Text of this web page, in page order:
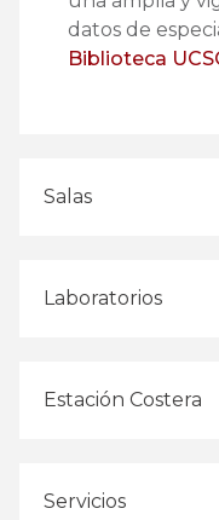
datos de
Biblioteca
Salas
Laboratorios
Estación Costera
Servicios